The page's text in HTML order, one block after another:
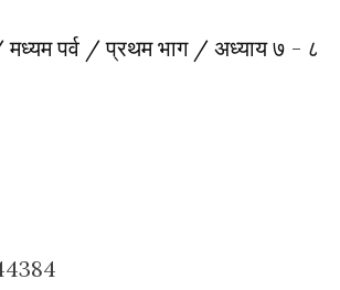
मध्यम पर्व / प्रथम भाग / अध्याय ७ - ८